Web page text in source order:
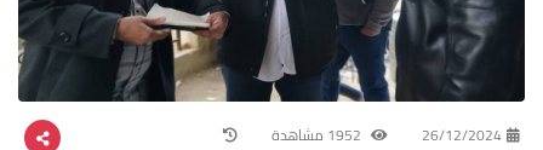
26/12/2024